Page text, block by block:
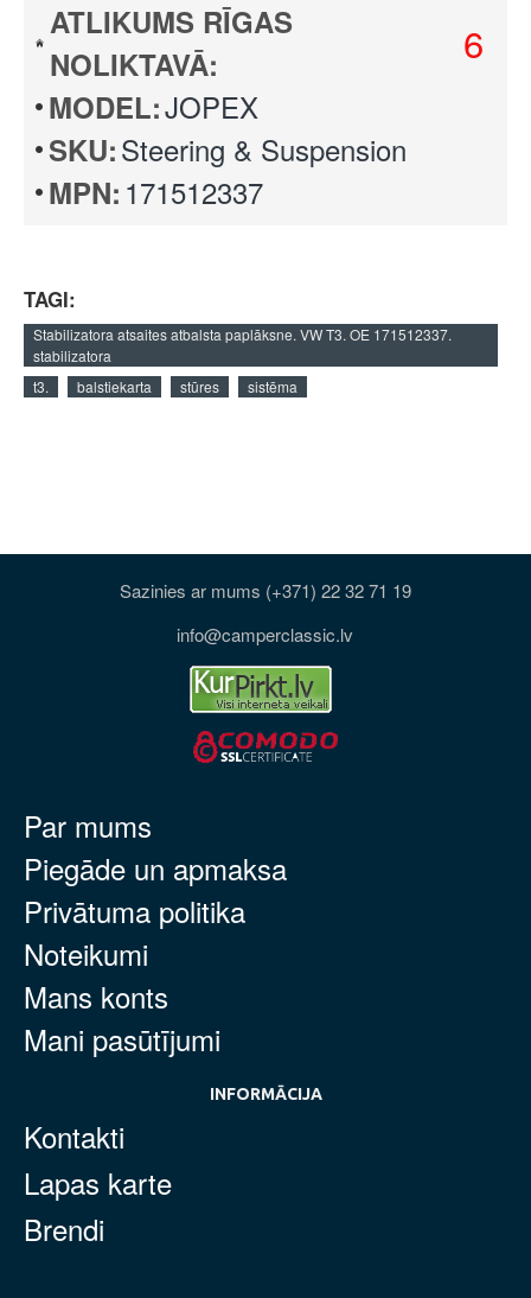
ATLIKUMS RĪGAS
NOLIKTAVĀ:
6
MODEL:JOPEX
SKU:Steering & Suspension
MPN: 171512337
TAGI:
Stabilizatora atsaites atbalsta paplāksne. VW T3. OE 171512337.
stabilizatora
t3.
balstiekarta stūres sistēma
Sazinies ar mums (+371) 22 32 71 19
info@camperclassic.lv
Par mums
Piegāde un apmaksa
Privātuma politika
Noteikumi
Mans konts
Mani pasūtījumi
INFORMĀCIJA
Kontakti
Lapas karte
Brendi